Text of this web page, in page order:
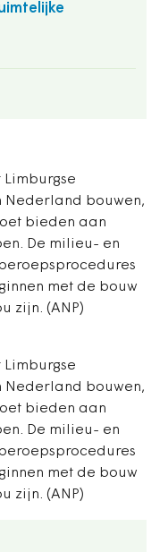
Nederland bouwen,
bieden aan
De milieu- en
met de bouw
zijn. (ANP)
Nederland bouwen,
bieden aan
De milieu- en
met de bouw
zijn. (ANP)